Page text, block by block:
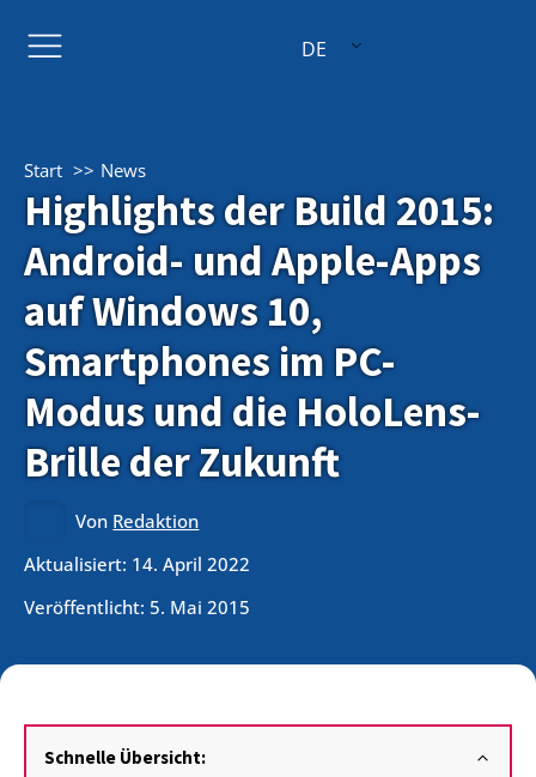
DE
Start News
Highlights der Build 2015:
Android- und Apple-Apps
auf Windows 10,
Smartphones im PC-
Modus und die HoloLens-
Brille der Zukunft
Von Redaktion
Aktualisiert: 14. April 2022
Veröffentlicht: 5. Mai 2015
Schnelle Übersicht: